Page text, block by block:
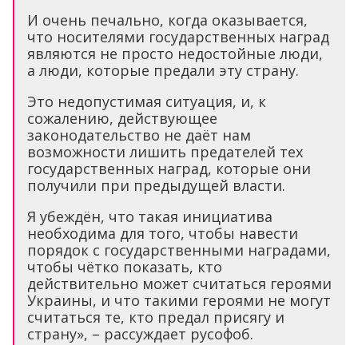
И очень печально, когда оказывается,
что носителями государственных наград
являются не просто недостойные люди,
а люди, которые предали эту страну.
Это недопустимая ситуация, и, к
сожалению, действующее
законодательство не даёт нам
возможности лишить предателей тех
государственных наград, которые они
получили при предыдущей власти.
Я убеждён, что такая инициатива
необходима для того, чтобы навести
порядок с государственными наградами,
чтобы чётко показать, кто
действительно может считаться героями
Украины, и что такими героями не могут
считаться те, кто предал присягу и
страну», – рассуждает русофоб.